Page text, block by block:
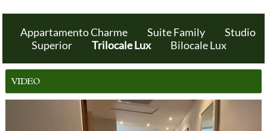
Appartamento Charme Suite Family
Studio
Superior
Trilocale Lux Bilocale Lux
VIDEO